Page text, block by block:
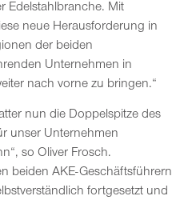
Edelstahlbranche. Mit
neue Herausforderung in
der beiden
Unternehmen in
nach vorne zu bringen.“
nun die Doppelspitze des
unser Unternehmen
so Oliver Frosch.
beiden AKE-Geschäftsführern
fortgesetzt und